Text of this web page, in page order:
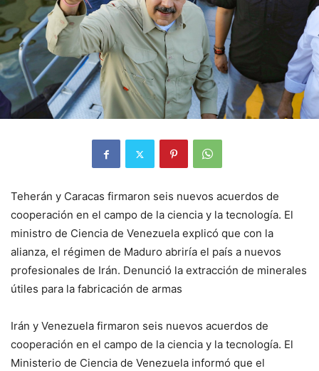
Teherán y Caracas firmaron seis nuevos acuerdos de
cooperación en el campo de la ciencia y la tecnología. El
ministro de Ciencia de Venezuela explicó que con la
alianza, el régimen de Maduro abriría el país a nuevos
profesionales de Irán. Denunció la extracción de minerales
útiles para la fabricación de armas
Irán y Venezuela firmaron seis nuevos acuerdos de
cooperación en el campo de la ciencia y la tecnología. El
Ministerio de Ciencia de Venezuela informó que el